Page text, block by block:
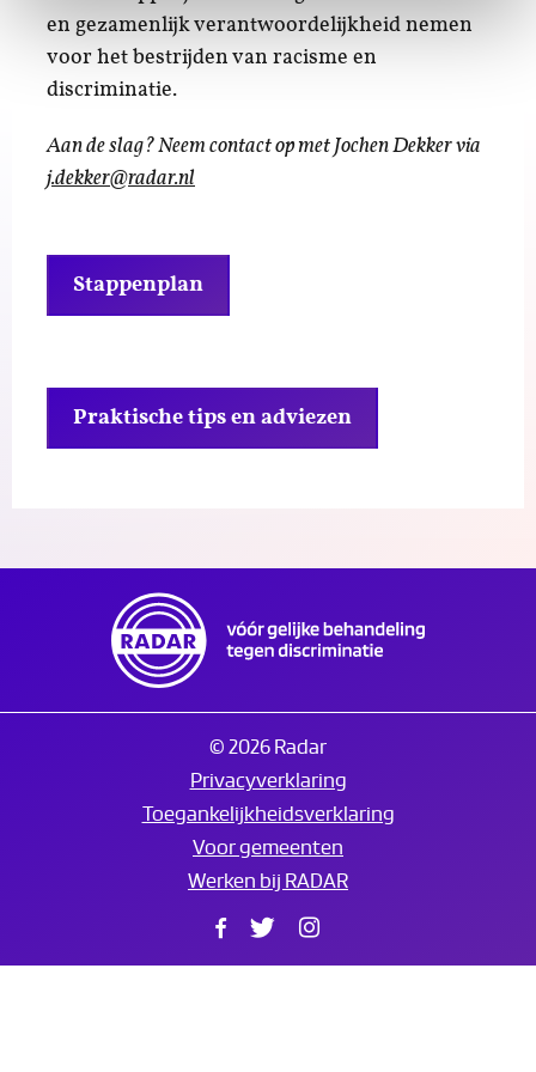
en gezamenlijk verantwoordelijkheid nemen
voor het bestrijden van racisme en
discriminatie.
Aan de slag? Neem contact op met Jochen Dekker via
j.dekker@radar.nl
Stappenplan
Praktische tips en adviezen
© 2026 Radar
Privacyverklaring
Toegankelijkheidsverklaring
Voor gemeenten
Werken bij RADAR
Facebook
Twitter